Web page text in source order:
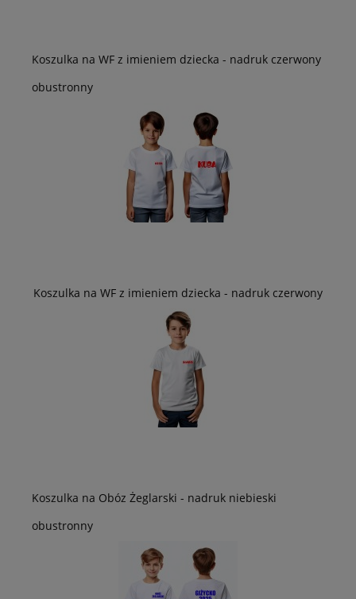
Koszulka na WF z imieniem dziecka - nadruk czerwony
obustronny
Koszulka na WF z imieniem dziecka - nadruk czerwony
Koszulka na Obóz Żeglarski - nadruk niebieski
obustronny